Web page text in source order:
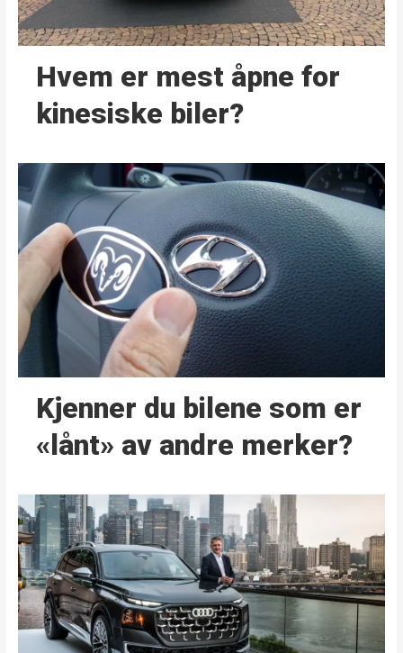
Hvem er mest åpne for
kinesiske biler?
Kjenner du bilene som er
«lånt» av andre merker?